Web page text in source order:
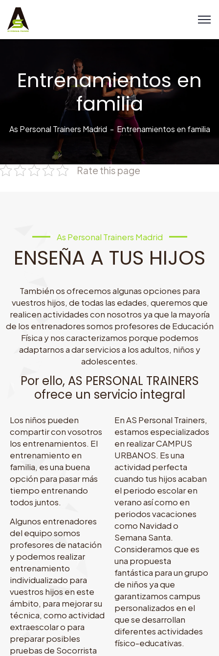
Entrenamientos en
familia
As Personal Trainers Madrid Entrenamientos en familia
Rate this page
As Personal Trainers Madrid
ENSEÑA A TUS HIJOS
También os ofrecemos algunas opciones para
vuestros hijos, de todas las edades, queremos que
realicen actividades con nosotros ya que la mayoría
de los entrenadores somos profesores de Educación
Física y nos caracterizamos porque podemos
adaptarnos a dar servicios a los adultos, niños y
adolescentes.
Por ello, AS PERSONAL TRAINERS
ofrece un servicio integral
Los niños pueden
compartir con vosotros
los entrenamientos. El
entrenamiento en
familia, es una buena
opción para pasar más
tiempo entrenando
todos juntos.
Algunos entrenadores
del equipo somos
profesores de natación
y podemos realizar
entrenamiento
individualizado para
vuestros hijos en este
ámbito, para mejorar su
técnica, como actividad
extraescolar o para
preparar posibles
pruebas de Socorrista
En AS Personal Trainers,
estamos especializados
en realizar CAMPUS
URBANOS. Es una
actividad perfecta
cuando tus hijos acaban
el periodo escolar en
verano así como en
periodos vacaciones
como Navidad o
Semana Santa.
Consideramos que es
una propuesta
fantástica para un grupo
de niños ya que
garantizamos campus
personalizados en el
que se desarrollan
diferentes actividades
físico-educativas.